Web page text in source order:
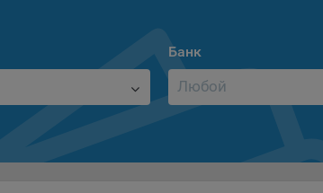
положения о политике обработки файлов cookie
) является одной из принимаемых Обществом мер
данных, предусмотренных статьей 17 Закона
7 мая 2021 г. № 99-З «О защите персональных
Банк